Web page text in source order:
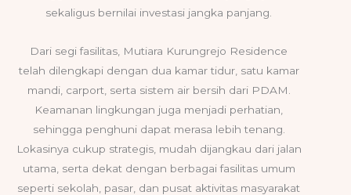
sekaligus bernilai investasi jangka panjang.
Dari segi fasilitas, Mutiara Kurungrejo Residence
telah dilengkapi dengan dua kamar tidur, satu kamar
mandi, carport, serta sistem air bersih dari PDAM.
Keamanan lingkungan juga menjadi perhatian,
sehingga penghuni dapat merasa lebih tenang.
Lokasinya cukup strategis, mudah dijangkau dari jalan
utama, serta dekat dengan berbagai fasilitas umum
seperti sekolah, pasar, dan pusat aktivitas masyarakat